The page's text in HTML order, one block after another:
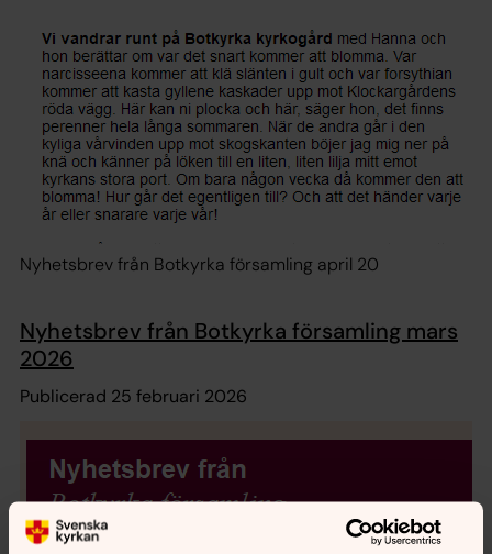
Nyhetsbrev från Botkyrka församling april 20
Nyhetsbrev från Botkyrka församling mars
2026
Publicerad 25 februari 2026